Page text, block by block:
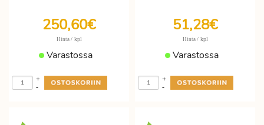
250,60€
Hinta / kpl
Varastossa
-
+
51,28€
Hinta / kpl
Varastossa
-
+